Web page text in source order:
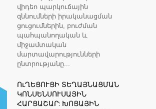
վիդեո պարկուճային
զննումների իրականացման
ցուցումներին, բուժման
պահպանողական և
միջամտական
մարտավարությունների
ընտրությանը...
ՈւՂԵՑՈՒՑԻ ՏԵՂԱՅՆԱՑՄԱՆ
ԿՈՆՍԵՆՍՈՒՍԱՅԻՆ
ՀԱՐՑԱՇԱՐ: ԽՈՑԱՅԻՆ